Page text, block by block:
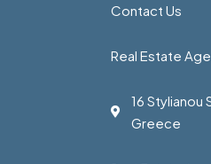
Contact Us
Real Estate
16 Stylianou
Greece